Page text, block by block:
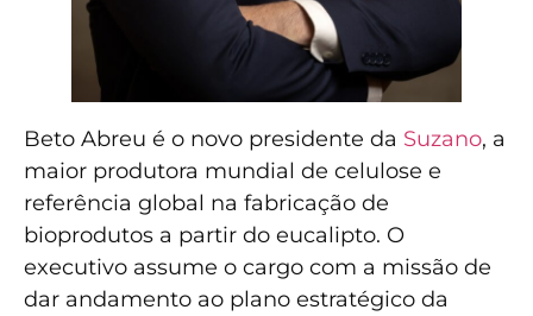
Beto Abreu é o novo presidente da Suzano, a
maior produtora mundial de celulose e
referência global na fabricação de
bioprodutos a partir do eucalipto. O
executivo assume o cargo com a missão de
dar andamento ao plano estratégico da